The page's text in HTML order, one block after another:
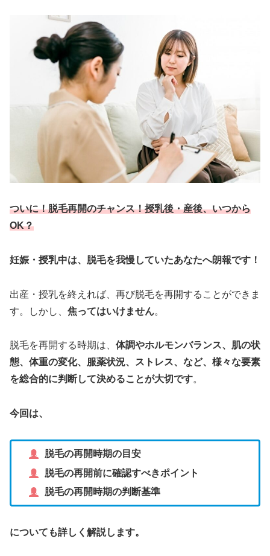
ついに！脱毛再開のチャンス！授乳後・産後、いつから
OK？
妊娠・授乳中は、脱毛を我慢していたあなたへ朗報です！
出産・授乳を終えれば、再び脱毛を再開することができま
す。しかし、 焦ってはいけません。
脱毛を再開する時期は、 体調やホルモンバランス、肌の状
態、体重の変化、服薬状況、ストレス、など、様々な要素
を総合的に判断して決めることが大切です。
今回は、
脱毛の再開時期の目安
脱毛の再開前に確認すべきポイント
脱毛の再開時期の判断基準
についても詳しく解説します。